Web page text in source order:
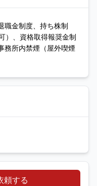
職金制度、持ち株制
）、資格取得報奨金制
務所内禁煙（屋外喫煙
頼する